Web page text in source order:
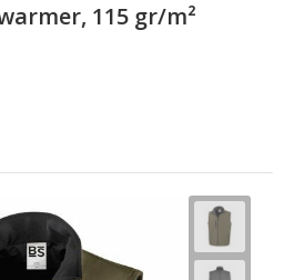
115 gr/m²